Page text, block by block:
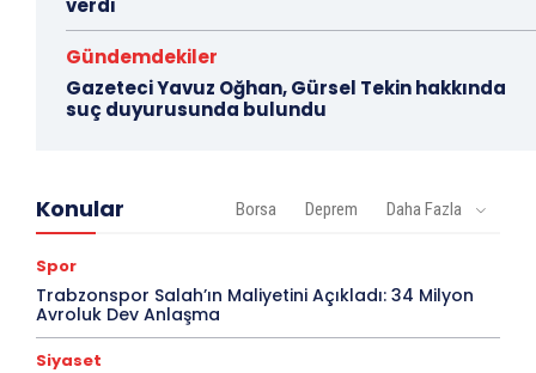
verdi
Gündemdekiler
Gazeteci Yavuz Oğhan, Gürsel Tekin hakkında
suç duyurusunda bulundu
Konular Borsa Deprem Daha Fazla
Spor
Trabzonspor Salah’ın Maliyetini Açıkladı: 34 Milyon
Avroluk Dev Anlaşma
Siyaset